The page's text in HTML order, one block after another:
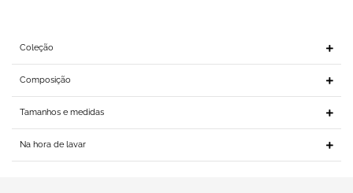
Coleção
Composição
Tamanhos e medidas
Na hora de lavar